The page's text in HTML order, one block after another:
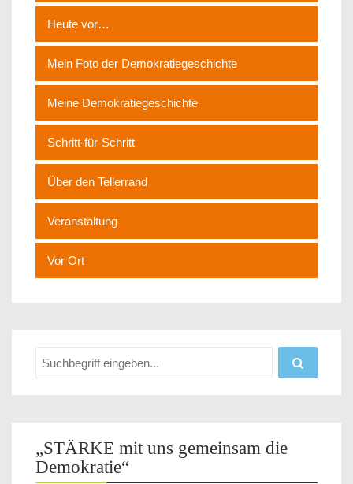
Heute vor…
Mein Foto der Demokratiegeschichte
Meine Demokratiegeschichte
Schritt-für-Schritt
Über den Tellerrand
Veranstaltung
Vor Ort
„STÄRKE mit uns gemeinsam die
Demokratie“